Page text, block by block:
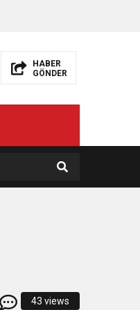
HABER
GÖNDER
43 views